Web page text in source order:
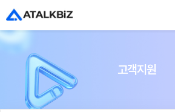
고객지원